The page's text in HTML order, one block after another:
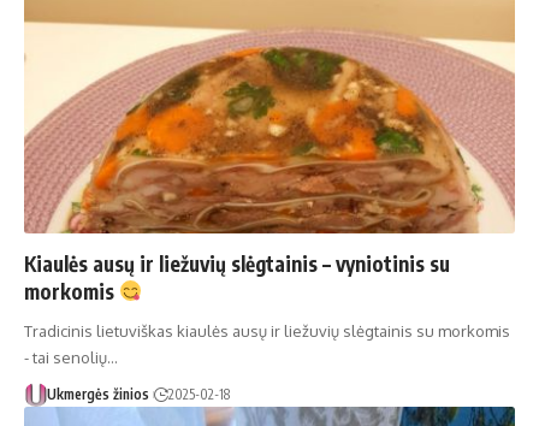
Kiaulės ausų ir liežuvių slėgtainis – vyniotinis su
morkomis
Tradicinis lietuviškas kiaulės ausų ir liežuvių slėgtainis su morkomis
- tai senolių…
Ukmergės žinios 2025-02-18